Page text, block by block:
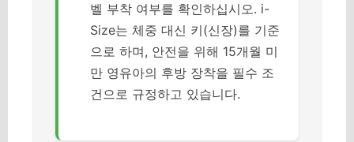
벨 부착 여부를 확인하십시오. i-
Size는 체중 대신 키(신장)를 기준
으로 하며, 안전을 위해 15개월 미
만 영유아의 후방 장착을 필수 조
건으로 규정하고 있습니다.